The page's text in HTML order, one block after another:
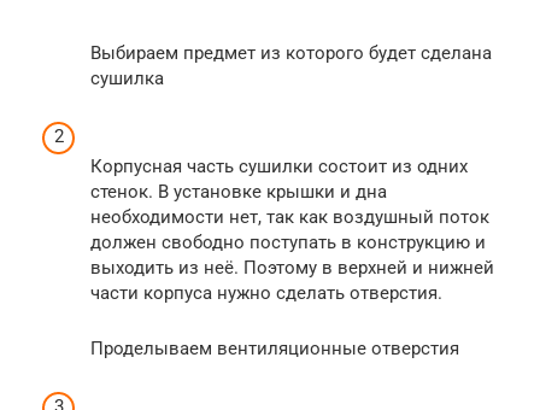
Выбираем предмет из которого будет сделана
сушилка
Корпусная часть сушилки состоит из одних
стенок. В установке крышки и дна
необходимости нет, так как воздушный поток
должен свободно поступать в конструкцию и
выходить из неё. Поэтому в верхней и нижней
части корпуса нужно сделать отверстия.
Проделываем вентиляционные отверстия